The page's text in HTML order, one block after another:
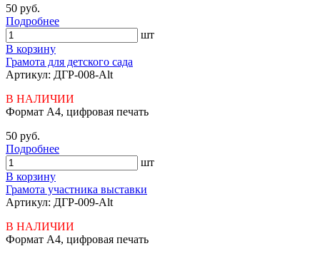
50 руб.
Подробнее
шт
В корзину
Грамота для детского сада
Артикул: ДГР-008-Alt
В НАЛИЧИИ
Формат А4, цифровая печать
50 руб.
Подробнее
шт
В корзину
Грамота участника выставки
Артикул: ДГР-009-Alt
В НАЛИЧИИ
Формат А4, цифровая печать